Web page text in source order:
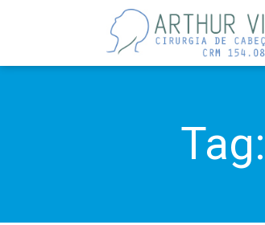
Tag: